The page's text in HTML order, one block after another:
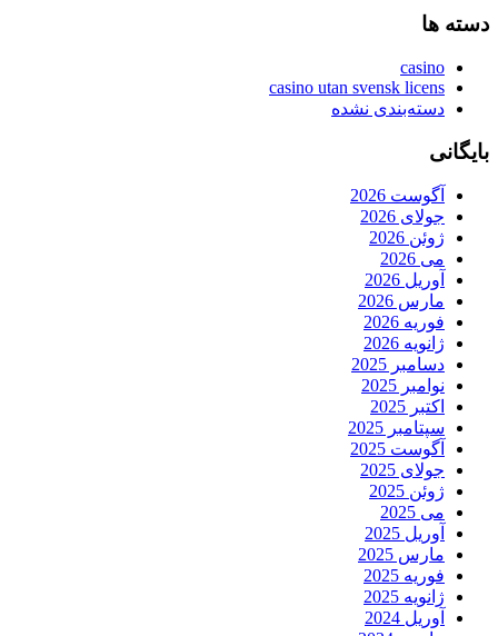
دسته ها
casino
casino utan svensk licens
دسته‌بندی نشده
بایگانی
آگوست 2026
جولای 2026
ژوئن 2026
می 2026
آوریل 2026
مارس 2026
فوریه 2026
ژانویه 2026
دسامبر 2025
نوامبر 2025
اکتبر 2025
سپتامبر 2025
آگوست 2025
جولای 2025
ژوئن 2025
می 2025
آوریل 2025
مارس 2025
فوریه 2025
ژانویه 2025
آوریل 2024